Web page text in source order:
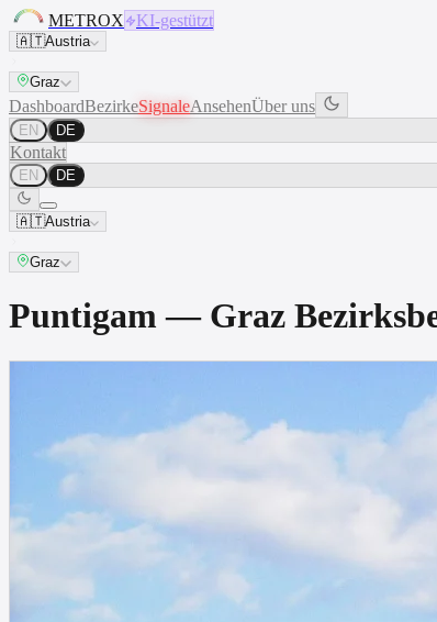
METROX KI-gestützt
🇦🇹Austria
Graz
DashboardBezirkeSignaleAnsehenÜber uns
EN DE
Kontakt
EN DE
🇦🇹Austria
Graz
Puntigam — Graz